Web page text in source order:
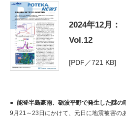
2024年12月：
Vol.12
[PDF／721 KB]
能登半島豪雨、砺波平野で発生した謎の
9月21～23日にかけて、元日に地震被害の